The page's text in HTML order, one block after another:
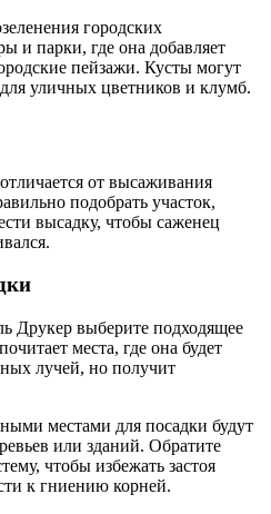
городских
и парки, где она добавляет
пейзажи. Кусты могут
уличных цветников и клумб.
от высаживания
подобрать участок,
высадку, чтобы саженец
Друкер выберите подходящее
места, где она будет
лучей, но получит
местами для посадки будут
или зданий. Обратите
чтобы избежать застоя
к гниению корней.